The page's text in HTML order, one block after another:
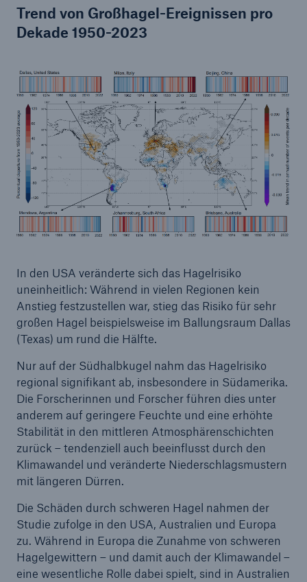
Trend von Großhagel-Ereignissen pro
Dekade 1950-2023
In den USA veränderte sich das Hagelrisiko
uneinheitlich: Während in vielen Regionen kein
Anstieg festzustellen war, stieg das Risiko für sehr
großen Hagel beispielsweise im Ballungsraum Dallas
(Texas) um rund die Hälfte.
Nur auf der Südhalbkugel nahm das Hagelrisiko
regional signifikant ab, insbesondere in Südamerika.
Die Forscherinnen und Forscher führen dies unter
anderem auf geringere Feuchte und eine erhöhte
Stabilität in den mittleren Atmosphärenschichten
zurück – tendenziell auch beeinflusst durch den
Klimawandel und veränderte Niederschlagsmustern
mit längeren Dürren.
Die Schäden durch schweren Hagel nahmen der
Studie zufolge in den USA, Australien und Europa
zu. Während in Europa die Zunahme von schweren
Hagelgewittern – und damit auch der Klimawandel –
eine wesentliche Rolle dabei spielt, sind in Australien
Insights
Karriere